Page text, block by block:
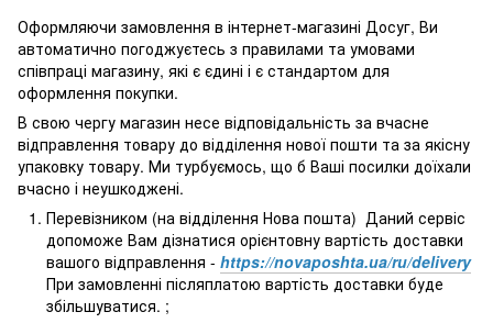
Оформляючи замовлення в інтернет-магазині Досуг, Ви
автоматично погоджуєтесь з правилами та умовами
співпраці магазину, які є єдині і є стандартом для
оформлення покупки.
В свою чергу магазин несе відповідальність за вчасне
відправлення товару до відділення нової пошти та за якісну
упаковку товару. Ми турбуємось, що б Ваші посилки доїхали
вчасно і неушкоджені.
Перевізником (на відділення Нова пошта) Даний сервіс
допоможе Вам дізнатися орієнтовну вартість доставки
вашого відправлення - https://novaposhta.ua/ru/delivery
При замовленні післяплатою вартість доставки буде
збільшуватися. ;